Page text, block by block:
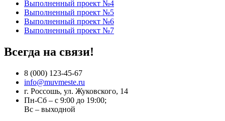
Выполненный проект №4
Выполненный проект №5
Выполненный проект №6
Выполненный проект №7
Всегда на связи!
8 (000) 123-45-67
info@muvmeste.ru
г. Россошь, ул. Жуковского, 14
Пн-Сб – с 9:00 до 19:00;
Вс – выходной